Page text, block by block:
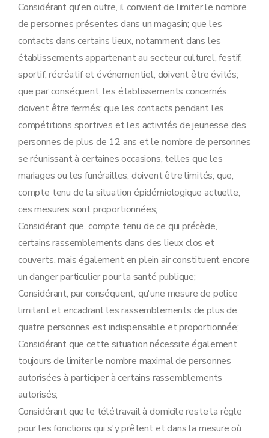
Considérant qu'en outre, il convient de limiter le nombre
de personnes présentes dans un magasin; que les
contacts dans certains lieux, notamment dans les
établissements appartenant au secteur culturel, festif,
sportif, récréatif et événementiel, doivent être évités;
que par conséquent, les établissements concernés
doivent être fermés; que les contacts pendant les
compétitions sportives et les activités de jeunesse des
personnes de plus de 12 ans et le nombre de personnes
se réunissant à certaines occasions, telles que les
mariages ou les funérailles, doivent être limités; que,
compte tenu de la situation épidémiologique actuelle,
ces mesures sont proportionnées;
Considérant que, compte tenu de ce qui précède,
certains rassemblements dans des lieux clos et
couverts, mais également en plein air constituent encore
un danger particulier pour la santé publique;
Considérant, par conséquent, qu'une mesure de police
limitant et encadrant les rassemblements de plus de
quatre personnes est indispensable et proportionnée;
Considérant que cette situation nécessite également
toujours de limiter le nombre maximal de personnes
autorisées à participer à certains rassemblements
autorisés;
Considérant que le télétravail à domicile reste la règle
pour les fonctions qui s'y prêtent et dans la mesure où